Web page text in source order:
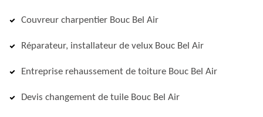
Couvreur charpentier Bouc Bel Air
Réparateur, installateur de velux Bouc Bel Air
Entreprise rehaussement de toiture Bouc Bel Air
Devis changement de tuile Bouc Bel Air